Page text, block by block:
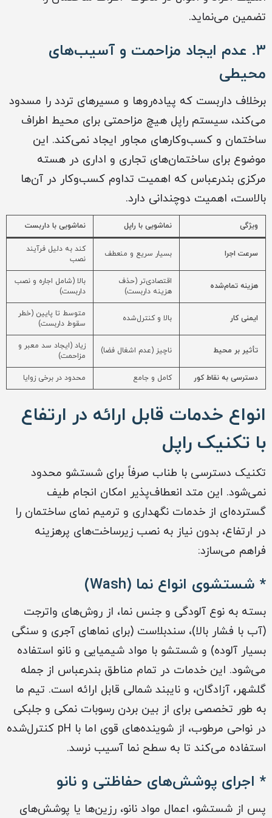
تضمین می‌نماید.
3. عدم ایجاد مزاحمت و آسیب‌های
محیطی
برخلاف داربست که پیاده‌روها و مسیرهای تردد را مسدود
می‌کند، سیستم راپل هیچ مزاحمتی برای محیط اطراف
ساختمان و کسب‌وکارهای مجاور ایجاد نمی‌کند. این
موضوع برای ساختمان‌های تجاری و اداری در هسته
مرکزی بندرعباس که اهمیت تداوم کسب‌وکار در آن‌ها
بالاست، اهمیت دوچندانی دارد.
ویژگی نماشویی با راپل نماشویی با داربست
سرعت اجرا بسیار سریع و منعطف
کند به دلیل فرآیند
نصب
هزینه تمام‌شده
اقتصادی‌تر (حذف
هزینه داربست)
بالا (شامل اجاره و نصب
داربست)
ایمنی کار بالا و کنترل‌شده
متوسط تا پایین (خطر
سقوط داربست)
تأثیر بر محیط ناچیز (عدم اشغال فضا)
زیاد (ایجاد سد معبر و
مزاحمت)
دسترسی به نقاط کور کامل و جامع محدود در برخی زوایا
انواع خدمات قابل ارائه در ارتفاع
با تکنیک راپل
تکنیک دسترسی با طناب صرفاً برای شستشو محدود
نمی‌شود. این متد انعطاف‌پذیر امکان انجام طیف
گسترده‌ای از خدمات نگهداری و ترمیم نمای ساختمان را
در ارتفاع، بدون نیاز به نصب زیرساخت‌های پرهزینه
فراهم می‌سازد:
* شستشوی انواع نما (Wash)
بسته به نوع آلودگی و جنس نما، از روش‌های واترجت
(آب با فشار بالا)، سندبلاست (برای نماهای آجری و سنگی
بسیار آلوده) و شستشو با مواد شیمیایی و نانو استفاده
می‌شود. این خدمات در تمام مناطق بندرعباس از جمله
گلشهر، آزادگان، و نایبند شمالی قابل ارائه است. تیم ما
به طور تخصصی برای از بین بردن رسوبات نمکی و جلبکی
در نواحی مرطوب، از شوینده‌های قوی اما با pH کنترل‌شده
استفاده می‌کند تا به سطح نما آسیب نرسد.
* اجرای پوشش‌های حفاظتی و نانو
پس از شستشو، اعمال مواد نانو، رزین‌ها یا پوشش‌های